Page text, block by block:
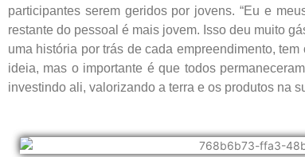
participantes serem geridos por jovens. “Eu e
restante do pessoal é mais jovem. Isso deu muito
uma história por trás de cada empreendimento,
ideia, mas o importante é que todos
investindo ali, valorizando a terra e os produtos na